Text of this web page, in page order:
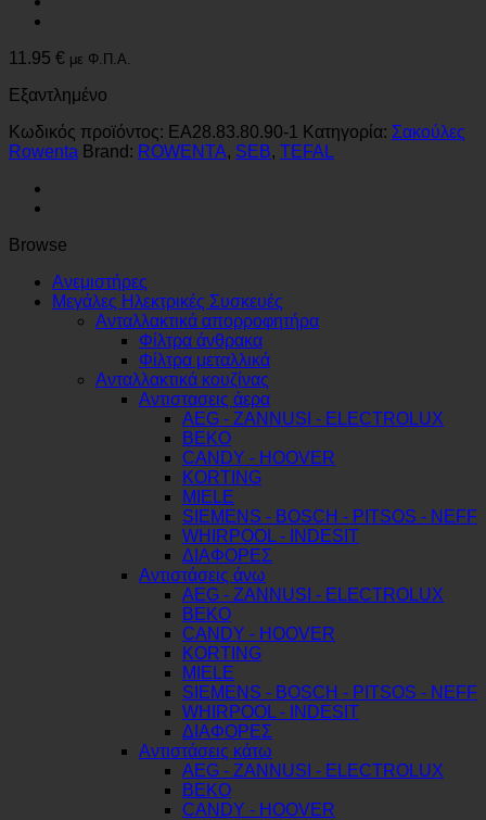
11.95 € με Φ.Π.Α.
Εξαντλημένο
Κωδικός προϊόντος: EA28.83.80.90-1 Κατηγορία: Σακούλες
Rowenta Brand: ROWENTA, SEB, TEFAL
Browse
Ανεμιστήρες
Μεγάλες Ηλεκτρικές Συσκευές
Ανταλλακτικά απορροφητήρα
Φίλτρα άνθρακα
Φίλτρα μεταλλικά
Ανταλλακτικά κουζίνας
Αντιστασεις άερα
AEG - ZANNUSI - ELECTROLUX
BEKO
CANDY - HOOVER
KORTING
MIELE
SIEMENS - BOSCH - PITSOS - NEFF
WHIRPOOL - INDESIT
ΔΙΑΦΟΡΕΣ
Αντιστάσεις άνω
AEG - ZANNUSI - ELECTROLUX
BEKO
CANDY - HOOVER
KORTING
MIELE
SIEMENS - BOSCH - PITSOS - NEFF
WHIRPOOL - INDESIT
ΔΙΑΦΟΡΕΣ
Αντιστάσεις κάτω
AEG - ZANNUSI - ELECTROLUX
BEKO
CANDY - HOOVER